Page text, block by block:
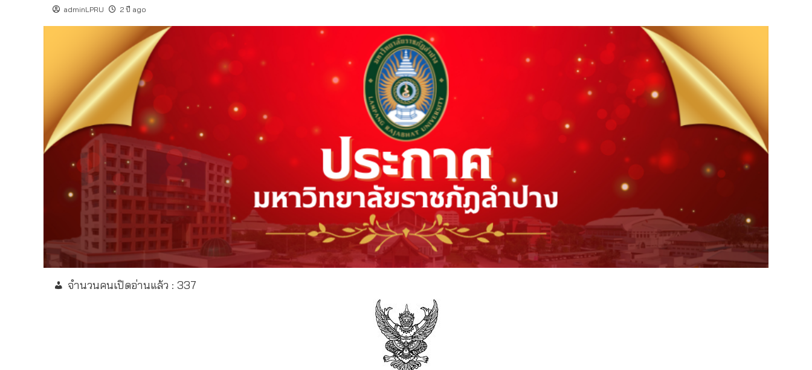
adminLPRU 2 ปี ago
จำนวนคนเปิดอ่านแล้ว : 337